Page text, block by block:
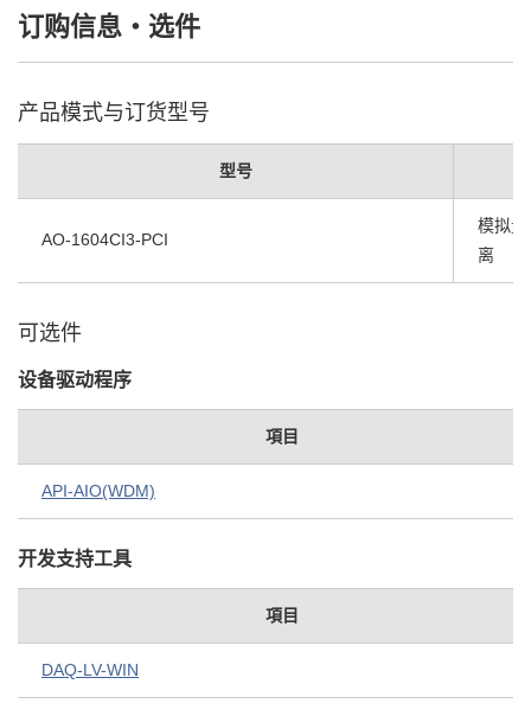
订购信息・选件
产品模式与订货型号
型号
AO-1604CI3-PCI
模拟
离
可选件
设备驱动程序
項目
API-AIO(WDM)
开发支持工具
項目
DAQ-LV-WIN